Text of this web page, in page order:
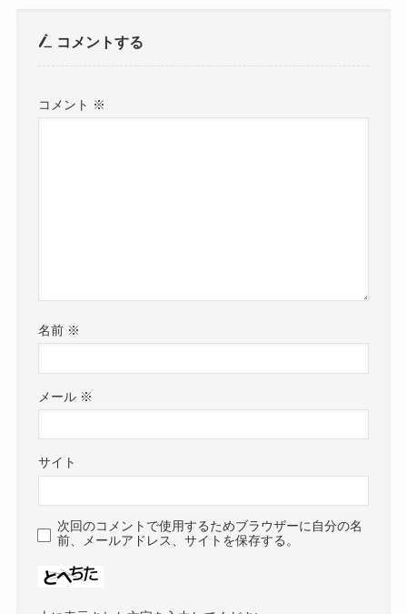
コメントする
コメント ※
名前 ※
メール ※
サイト
次回のコメントで使用するためブラウザーに自分の名
前、メールアドレス、サイトを保存する。